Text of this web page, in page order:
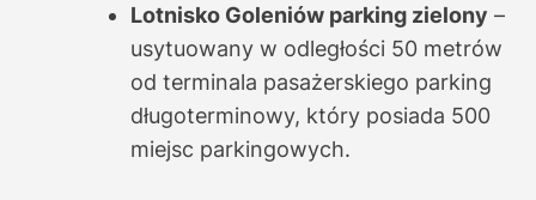
Lotnisko Goleniów parking zielony –
usytuowany w odległości 50 metrów
od terminala pasażerskiego parking
długoterminowy, który posiada 500
miejsc parkingowych.